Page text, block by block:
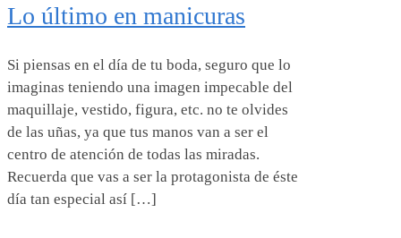
Lo último en manicuras
Si piensas en el día de tu boda, seguro que lo
imaginas teniendo una imagen impecable del
maquillaje, vestido, figura, etc. no te olvides
de las uñas, ya que tus manos van a ser el
centro de atención de todas las miradas.
Recuerda que vas a ser la protagonista de éste
día tan especial así […]